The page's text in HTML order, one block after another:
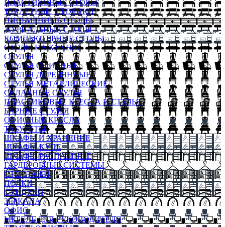
ПЛАСТИКОВЫЕ СТОЛЫ
ТУАЛЕТНЫЕ СТОЛИКИ
ПИСЬМЕННЫЕ СТОЛЫ
ЖУРНАЛЬНЫЕ СТОЛЫ
КОМПЬЮТЕРНЫЕ СТОЛЫ
СТОЛЫ НА КУХНЮ
СТУЛЬЯ
СТУЛЬЯ ОФИСНЫЕ
СТУЛЬЯ ДЕРЕВЯННЫЕ
СТУЛЬЯ МЕТАЛЛИЧЕСКИЕ
СКЛАДНЫЕ СТУЛЬЯ
ПЛАСТИКОВЫЕ КРЕСЛА И СТУЛЬЯ
БАРНЫЕ СТУЛЬЯ
ОФИСНЫЕ КРЕСЛА
ТАБУРЕТЫ
ШКАФЫ И ХРАНЕНИЕ
ШКАФЫ-КУПЕ
ШКАФЫ-РАСПАШНЫЕ
ГАРДЕРОБНЫЕ СИСТЕМЫ
СТЕЛЛАЖИ
ПОЛКИ
СУНДУКИ
ЗЕРКАЛА
ОФИС
МЕБЕЛЬ ДЛЯ РУКОВОДИТЕЛЯ